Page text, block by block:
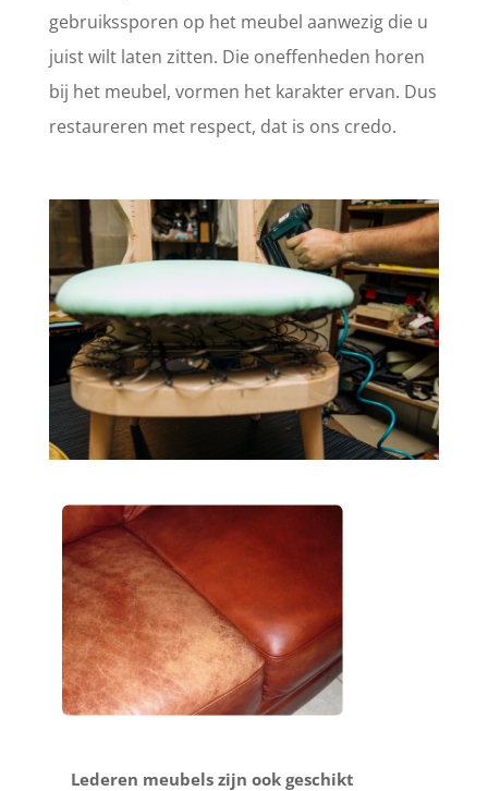
gebruikssporen op het meubel aanwezig die u
juist wilt laten zitten. Die oneffenheden horen
bij het meubel, vormen het karakter ervan. Dus
restaureren met respect, dat is ons credo.
Lederen meubels zijn ook geschikt